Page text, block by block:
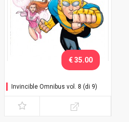
Invincible Omnibus vol. 8 (di 9)
€ 35.00